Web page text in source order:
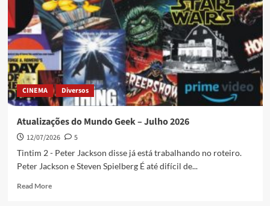
CINEMA Diversos
Atualizações do Mundo Geek – Julho 2026
12/07/2026
5
Tintim 2 - Peter Jackson disse já está trabalhando no roteiro.
Peter Jackson e Steven Spielberg É até difícil de...
Read More